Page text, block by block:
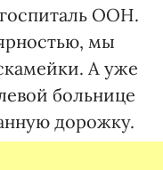
ООН.
мы
А уже
больнице
дорожку.